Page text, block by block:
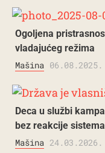
Ogoljena
vladajućeg režima
Mašina 06.08.2025.
Deca u službi
bez reakcije sistema
Mašina 24.03.2026.